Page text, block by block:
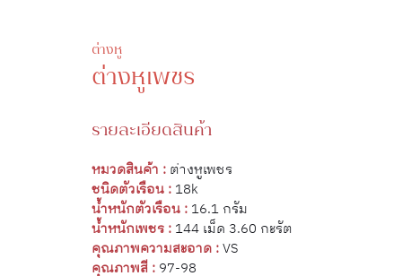
ต่างหู
ต่างหูเพชร
รายละเอียดสินค้า
หมวดสินค้า : ต่างหูเพชร
ชนิดตัวเรือน : 18k
น้ำหนักตัวเรือน : 16.1 กรัม
น้ำหนักเพชร : 144 เม็ด 3.60 กะรัต
คุณภาพความสะอาด :VS
คุณภาพสี : 97-98